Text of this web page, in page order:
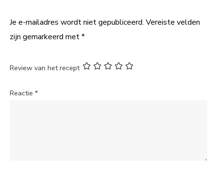
Je e-mailadres wordt niet gepubliceerd. Vereiste velden
zijn gemarkeerd met*
Review van het recept
Reactie *